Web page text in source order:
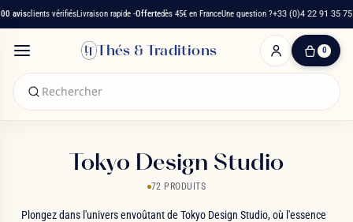
avisclients vérifiésLivraison rapide -Offertedès 45€ en FranceUne question ?+33 (0)4 22 91 35 75
Thés & Traditions 0
0
panier
Tokyo Design Studio
72 PRODUITS
Plongez dans l'univers envoûtant de Tokyo Design Studio, où l'essence